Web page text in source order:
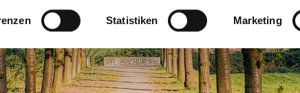
Die von Ihnen getroffene Auswahl der gewünschten
angepasst oder
werden.
Statistiken Marketing